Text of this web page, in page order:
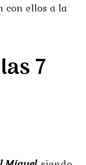
con ellos a la
7